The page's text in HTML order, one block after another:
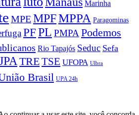
Marinha
MPEMPFMPPA Paragominas
PFPL PMPA Podemos
Rio Tapajós Seduc Sefa
TRETSE UFOPA Ulbra
Brasil UPA 24h